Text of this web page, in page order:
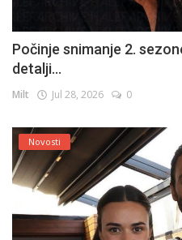
Počinje snimanje 2.
detalji...
Milt Jul 28, 2026 0
Novosti